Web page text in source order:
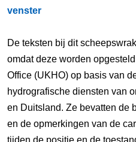
venster
De teksten bij dit
omdat deze worden
Office (UKHO) op basis van
hydrografische diensten van
en Duitsland. Ze bevatten de
en de opmerkingen van de
tijden de positie en de